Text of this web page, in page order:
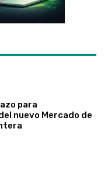
para
nuevo Mercado de